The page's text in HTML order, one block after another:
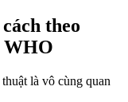
theo
WHO
là vô cùng quan